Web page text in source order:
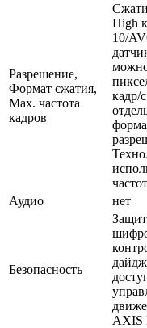
Разрешение,
Формат сжатия,
Max. частота
кадров
High
10/
кадр/
Аудио
нет
Безопасность
AXIS